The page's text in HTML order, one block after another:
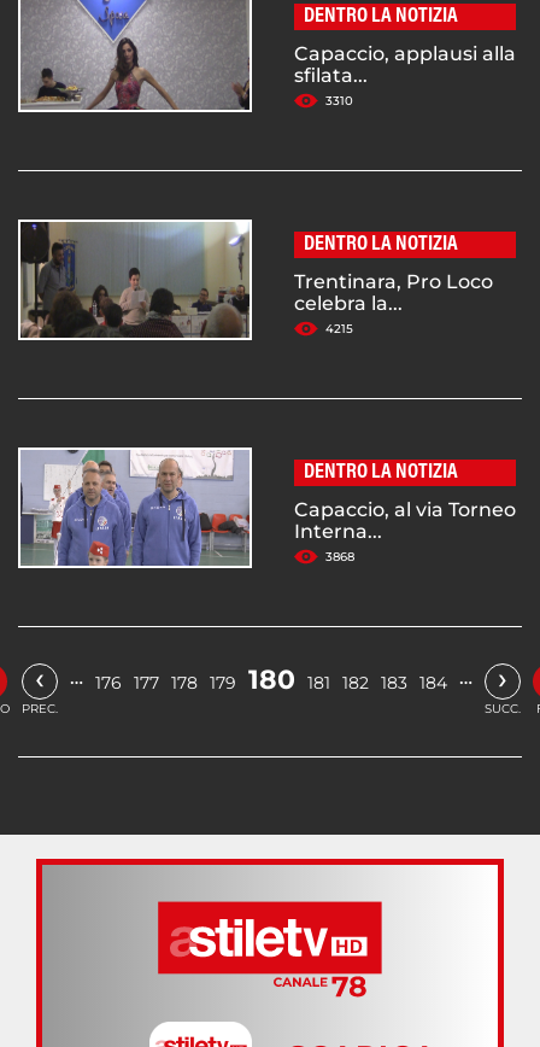
DENTRO LA NOTIZIA
Capaccio, applausi alla
sfilata...
3310
DENTRO LA NOTIZIA
Trentinara, Pro Loco
celebra la...
4215
DENTRO LA NOTIZIA
Capaccio, al via Torneo
Interna...
3868
‹
PREC.
… 176 177 178 179 180 181 182 183 184 … ›
SUCC.